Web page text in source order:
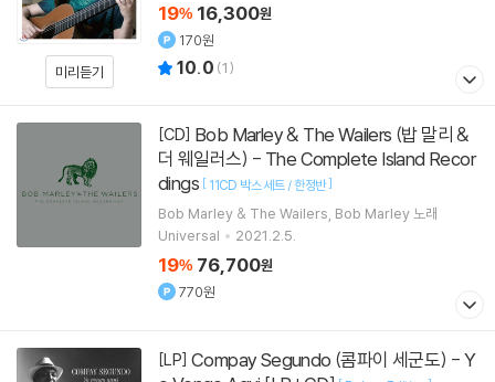
미리듣기
19% 16,300원
170원
10.0 (1)
[CD]
더 웨일러스) - The Complete Island Recor
dings [ 11CD 박스 세트 / 한정반]
Bob Marley & The Wailers Bob Marley 노래
Universal
2021.2.5.
19% 76,700원
770원
[LP]